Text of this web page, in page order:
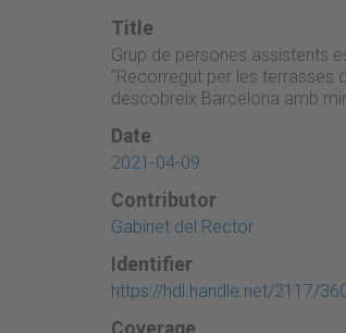
Title
Grup de persones assistents
"Recorregut per les terrasses
descobreix Barcelona amb
Date
2021-04-09
Contributor
Gabinet del Rector
Identifier
https://hdl.handle.net/2117/
Coverage